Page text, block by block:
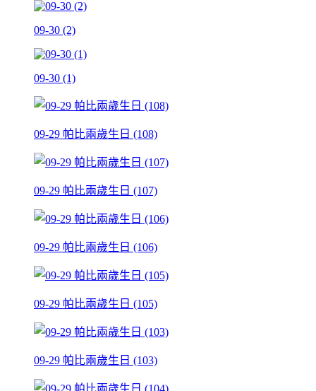
09-30 (2)
09-30 (1)
09-29 帕比兩歲生日 (108)
09-29 帕比兩歲生日 (107)
09-29 帕比兩歲生日 (106)
09-29 帕比兩歲生日 (105)
09-29 帕比兩歲生日 (103)